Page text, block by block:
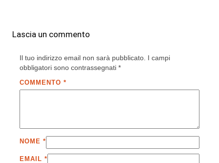
Lascia un commento
Il tuo indirizzo email non sarà pubblicato. I campi
obbligatori sono contrassegnati *
COMMENTO *
NOME *
EMAIL *